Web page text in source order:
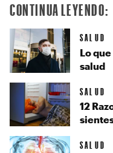
CONTINUA LEYENDO:
SALUD
Lo
salud
SALUD
12
SALUD